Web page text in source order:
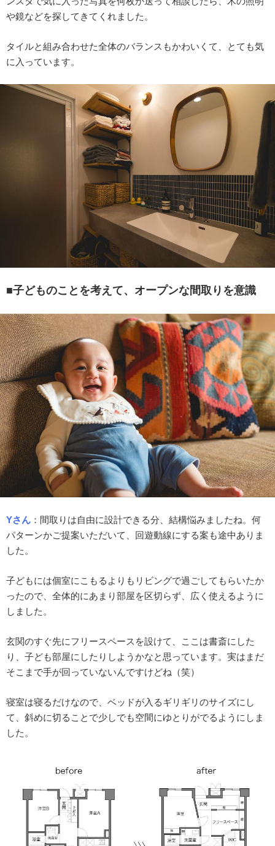
や鏡などを探してきてくれました。
タイルと組み合わせた全体のバランスもかわいくて、とても気
に入っています。
■子どものことを考えて、オープンな間取りを意識
Yさん ： 間取りは自由に設計できる分、結構悩みましたね。何
パターンかご提案いただいて、回遊動線にする案も途中ありま
した。
子どもには個室にこもるよりもリビングで過ごしてもらいたか
ったので、全体的にあまり部屋を区切らず、広く使えるように
しました。
玄関のすぐ先にフリースペースを設けて、ここは書斎にした
り、子ども部屋にしたりしようかなと思っています。実はまだ
そこまで手が回っていないんですけどね（笑）
寝室は寝るだけなので、ベッドが入るギリギリのサイズにし
て、斜めに切ることで少しでも空間にゆとりがでるようにしま
した。